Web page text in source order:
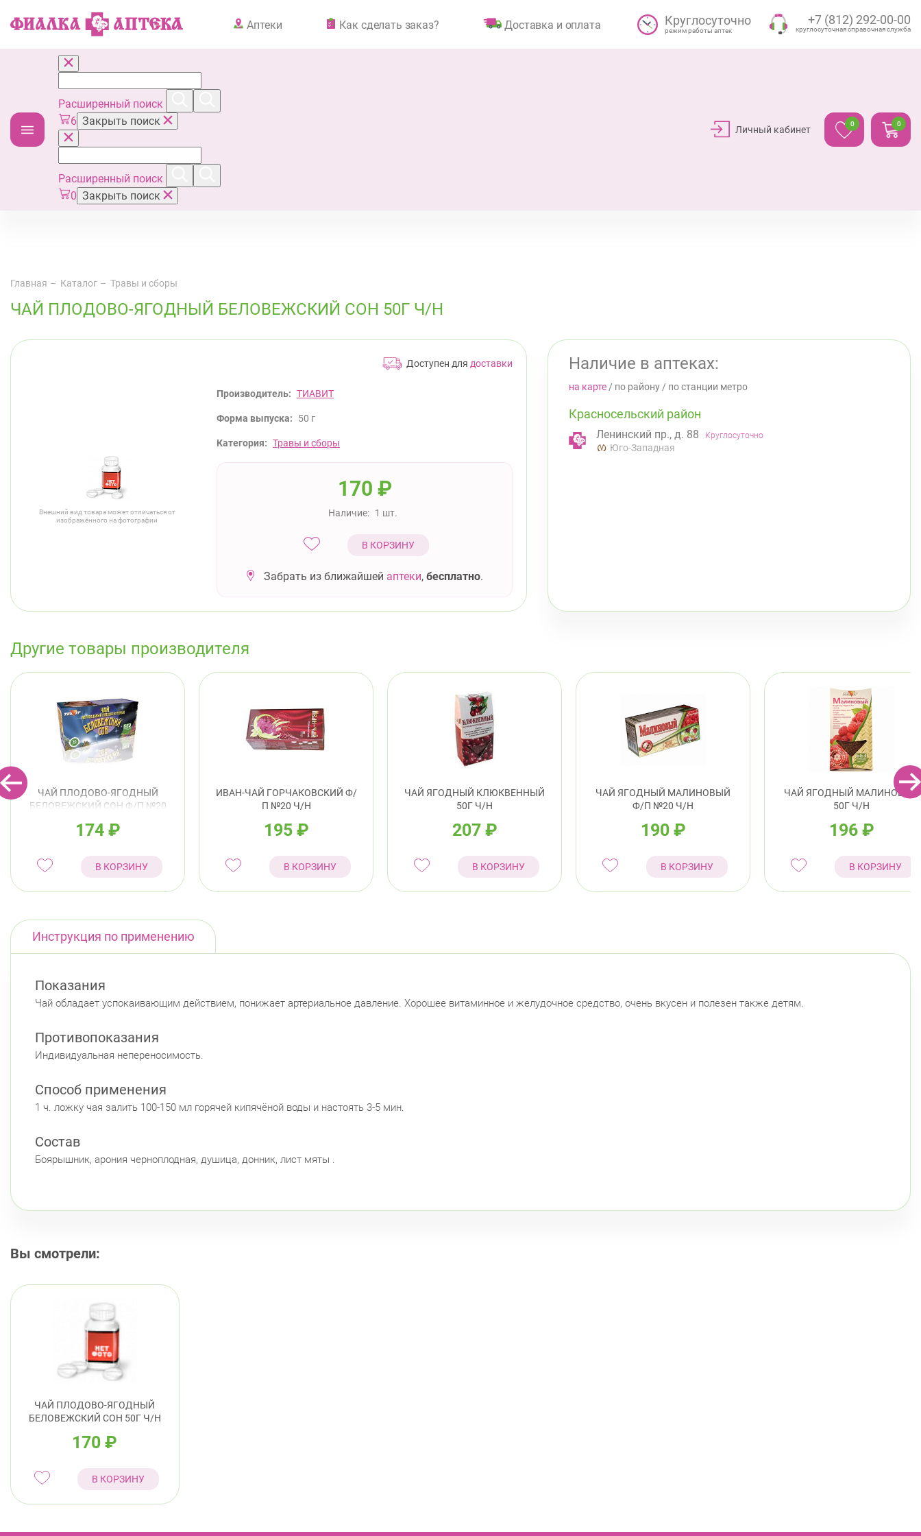
Аптеки Как сделать заказ? Доставка и оплата Круглосуточно
режим работы аптек
+7 (812) 292-00-00
круглосуточная справочная служба
Расширенный поиск
6 Закрыть поиск
Расширенный поиск
0 Закрыть поиск
Личный кабинет
0 0
Главная Каталог Травы и сборы
ЧАЙ ПЛОДОВО-ЯГОДНЫЙ БЕЛОВЕЖСКИЙ СОН 50Г Ч/Н
Доступен для доставки
Внешний вид товара может отличаться от
изображённого на фотографии
Производитель: ТИАВИТ
Форма выпуска: 50 г
Категория: Травы и сборы
170 ₽
Наличие: 1 шт.
В КОРЗИНУ
Забрать из ближайшей аптеки, бесплатно.
Наличие в аптеках:
на карте / по району / по станции метро
Красносельский район
Ленинский пр., д. 88 Круглосуточно
Юго-Западная
Другие товары производителя
ЧАЙ ПЛОДОВО-ЯГОДНЫЙ
БЕЛОВЕЖСКИЙ СОН Ф/П №20
174 ₽
В КОРЗИНУ
ИВАН-ЧАЙ ГОРЧАКОВСКИЙ Ф/
П №20 Ч/Н
195 ₽
В КОРЗИНУ
ЧАЙ ЯГОДНЫЙ КЛЮКВЕННЫЙ
50Г Ч/Н
207 ₽
В КОРЗИНУ
ЧАЙ ЯГОДНЫЙ МАЛИНОВЫЙ
Ф/П №20 Ч/Н
190 ₽
В КОРЗИНУ
ЧАЙ ЯГОДНЫЙ МАЛИНОВЫЙ
50Г Ч/Н
196 ₽
В КОРЗИНУ
Инструкция по применению
Показания
Чай обладает успокаивающим действием, понижает артериальное давление. Хорошее витаминное и желудочное средство, очень вкусен и полезен также детям.
Противопоказания
Индивидуальная непереносимость.
Способ применения
1 ч. ложку чая залить 100-150 мл горячей кипячёной воды и настоять 3-5 мин.
Состав
Боярышник, арония черноплодная, душица, донник, лист мяты .
Вы смотрели:
ЧАЙ ПЛОДОВО-ЯГОДНЫЙ
БЕЛОВЕЖСКИЙ СОН 50Г Ч/Н
170₽
В КОРЗИНУ